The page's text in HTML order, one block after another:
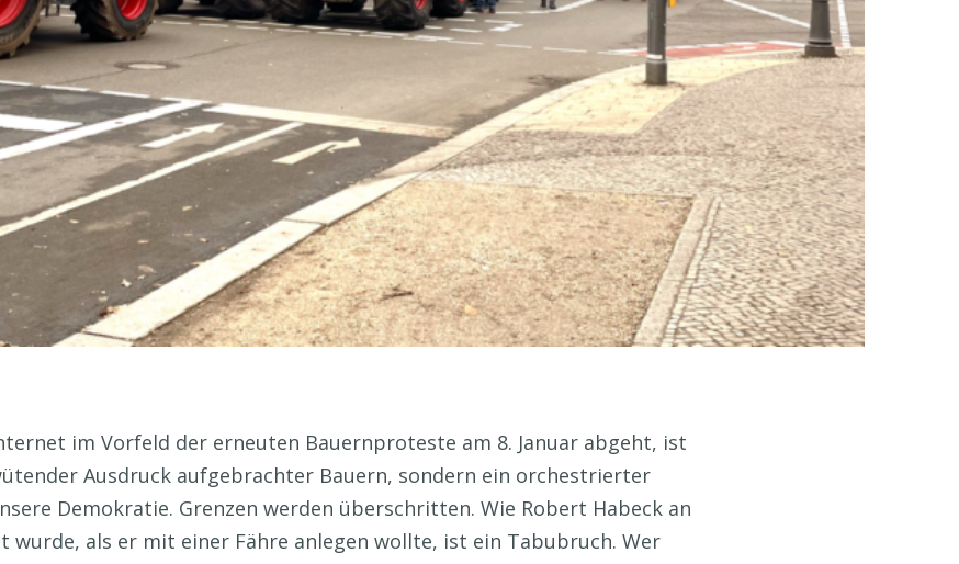
im Vorfeld der erneuten Bauernproteste am 8. Januar abgeht, ist
Ausdruck aufgebrachter Bauern, sondern ein orchestrierter
Demokratie. Grenzen werden überschritten. Wie Robert Habeck an
als er mit einer Fähre anlegen wollte, ist ein Tabubruch. Wer